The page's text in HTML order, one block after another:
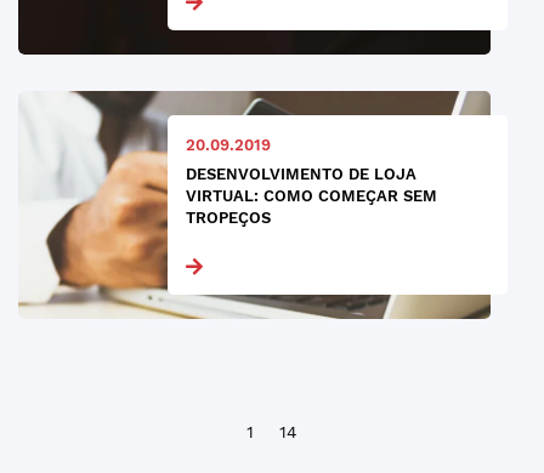
20.09.2019
DESENVOLVIMENTO DE LOJA
VIRTUAL: COMO COMEÇAR SEM
TROPEÇOS
1 14